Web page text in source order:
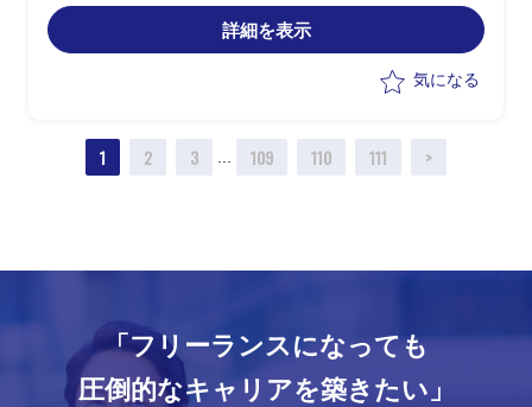
・顧客・エンドユーザーとの交渉、調
整、合意形成
詳細を表示
気になる
1 2 3 ... 109 110 111 >
「フリーランスになっても
圧倒的なキャリアを築きたい」